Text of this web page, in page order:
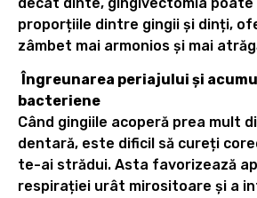
proporțiile dintre gingii și dinți,
zâmbet mai armonios și mai
Îngreunarea periajului și
bacteriene
Când gingiile acoperă prea mult
dentară, este dificil să cureți
te-ai strădui. Asta favorizează
respirației urât mirositoare și a